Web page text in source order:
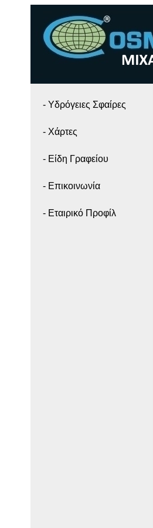
- Yδρόγειες Σφαίρες
- Χάρτες
- Είδη Γραφείου
- Επικοινωνία
- Εταιρικό Προφίλ